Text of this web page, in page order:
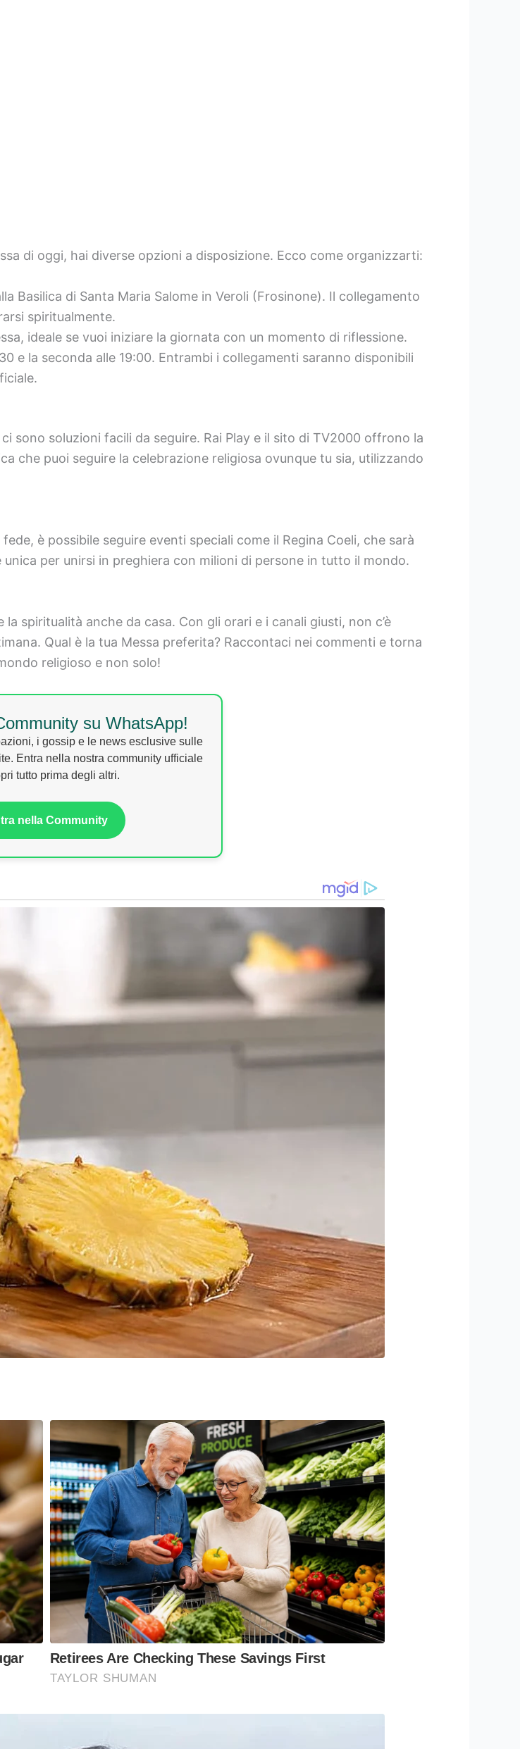
di oggi, hai diverse opzioni a disposizione. Ecco come organizzarti:
Basilica di Santa Maria Salome in Veroli (Frosinone). Il collegamento
spiritualmente.
ideale se vuoi iniziare la giornata con un momento di riflessione.
e la seconda alle 19:00. Entrambi i collegamenti saranno disponibili
sono soluzioni facili da seguire. Rai Play e il sito di TV2000 offrono la
che puoi seguire la celebrazione religiosa ovunque tu sia, utilizzando
è possibile seguire eventi speciali come il Regina Coeli, che sarà
unica per unirsi in preghiera con milioni di persone in tutto il mondo.
spiritualità anche da casa. Con gli orari e i canali giusti, non c’è
Qual è la tua Messa preferita? Raccontaci nei commenti e torna
religioso e non solo!
su WhatsApp!
i gossip e le news esclusive sulle
Entra nella nostra community ufficiale
tutto prima degli altri.
nella Community